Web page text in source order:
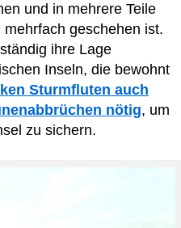
und in mehrere Teil e
mehrfach geschehen ist.
ständig ihre Lage
Inseln, die bewohnt
Sturmfluten auch
nötig, um
zu sichern.